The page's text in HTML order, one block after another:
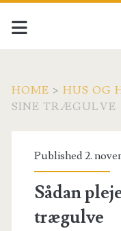
HOME > HUS OG
SINE TRÆGULVE
Published 2.
Sådan
trægulve